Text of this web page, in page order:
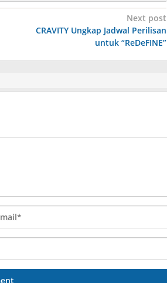
Next post
CRAVITY Ungkap Jadwal Perilisan
untuk “ReDeFINE”